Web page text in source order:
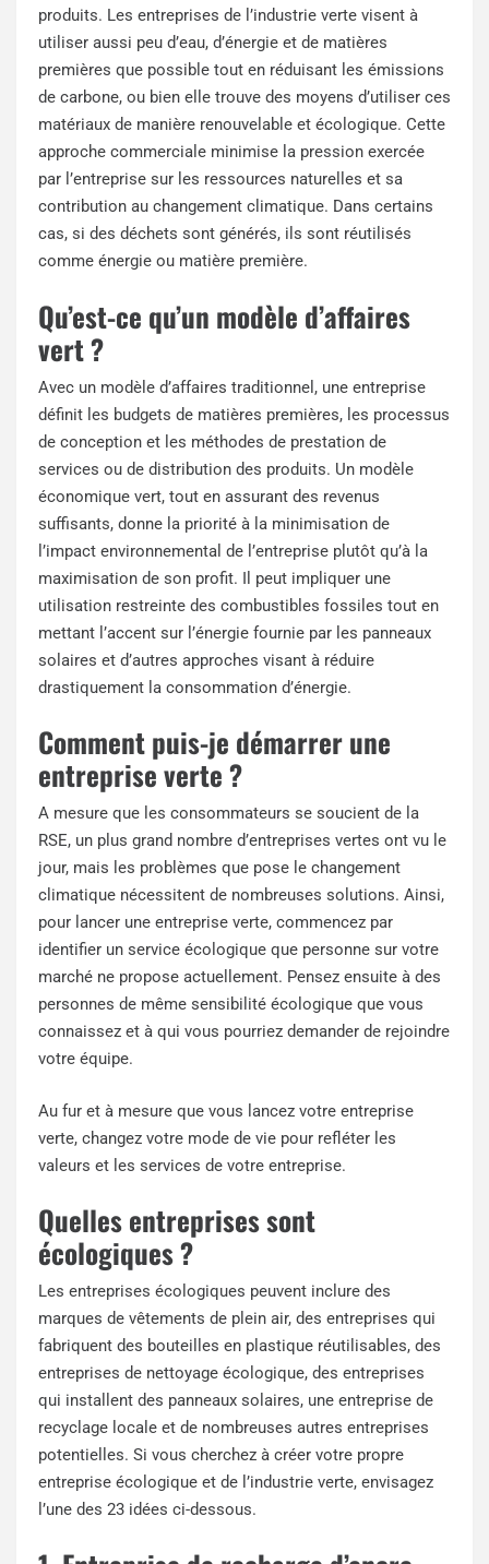
produits. Les entreprises de l’industrie verte visent à
utiliser aussi peu d’eau, d’énergie et de matières
premières que possible tout en réduisant les émissions
de carbone, ou bien elle trouve des moyens d’utiliser ces
matériaux de manière renouvelable et écologique. Cette
approche commerciale minimise la pression exercée
par l’entreprise sur les ressources naturelles et sa
contribution au changement climatique. Dans certains
cas, si des déchets sont générés, ils sont réutilisés
comme énergie ou matière première.
Qu’est-ce qu’un modèle d’affaires
vert ?
Avec un modèle d’affaires traditionnel, une entreprise
définit les budgets de matières premières, les processus
de conception et les méthodes de prestation de
services ou de distribution des produits. Un modèle
économique vert, tout en assurant des revenus
suffisants, donne la priorité à la minimisation de
l’impact environnemental de l’entreprise plutôt qu’à la
maximisation de son profit. Il peut impliquer une
utilisation restreinte des combustibles fossiles tout en
mettant l’accent sur l’énergie fournie par les panneaux
solaires et d’autres approches visant à réduire
drastiquement la consommation d’énergie.
Comment puis-je démarrer une
entreprise verte ?
A mesure que les consommateurs se soucient de la
RSE, un plus grand nombre d’entreprises vertes ont vu le
jour, mais les problèmes que pose le changement
climatique nécessitent de nombreuses solutions. Ainsi,
pour lancer une entreprise verte, commencez par
identifier un service écologique que personne sur votre
marché ne propose actuellement. Pensez ensuite à des
personnes de même sensibilité écologique que vous
connaissez et à qui vous pourriez demander de rejoindre
votre équipe.
Au fur et à mesure que vous lancez votre entreprise
verte, changez votre mode de vie pour refléter les
valeurs et les services de votre entreprise.
Quelles entreprises sont
écologiques ?
Les entreprises écologiques peuvent inclure des
marques de vêtements de plein air, des entreprises qui
fabriquent des bouteilles en plastique réutilisables, des
entreprises de nettoyage écologique, des entreprises
qui installent des panneaux solaires, une entreprise de
recyclage locale et de nombreuses autres entreprises
potentielles. Si vous cherchez à créer votre propre
entreprise écologique et de l’industrie verte, envisagez
l’une des 23 idées ci-dessous.